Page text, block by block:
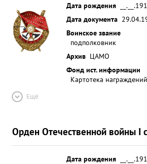
Дата рождения
Дата документа
Воинское звание
подполковник
Архив ЦАМО
Фонд ист. информации
Картотека награждений
Ещё
Орден Отечественной войны I
Дата рождения